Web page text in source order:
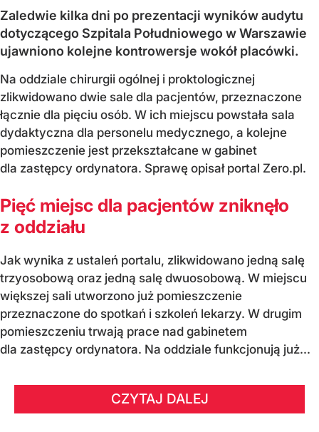
Zaledwie kilka dni po prezentacji wyników audytu
dotyczącego Szpitala Południowego w Warszawie
ujawniono kolejne kontrowersje wokół placówki.
Na oddziale chirurgii ogólnej i proktologicznej
zlikwidowano dwie sale dla pacjentów, przeznaczone
łącznie dla pięciu osób. W ich miejscu powstała sala
dydaktyczna dla personelu medycznego, a kolejne
pomieszczenie jest przekształcane w gabinet
dla zastępcy ordynatora. Sprawę opisał portal Zero.pl.
Pięć miejsc dla pacjentów zniknęło
z oddziału
Jak wynika z ustaleń portalu, zlikwidowano jedną salę
trzyosobową oraz jedną salę dwuosobową. W miejscu
większej sali utworzono już pomieszczenie
przeznaczone do spotkań i szkoleń lekarzy. W drugim
pomieszczeniu trwają prace nad gabinetem
dla zastępcy ordynatora. Na oddziale funkcjonują już...
CZYTAJ DALEJ